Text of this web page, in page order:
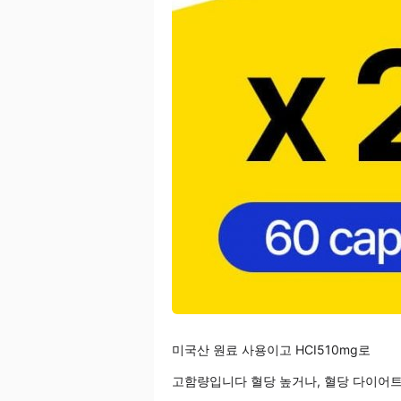
미국산 원료 사용이고 HCI510mg로
고함량입니다 혈당 높거나, 혈당 다이어